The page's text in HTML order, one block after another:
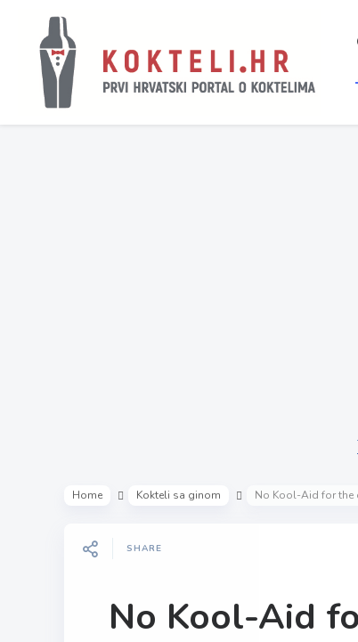
Home Kokteli sa ginom No Kool-Aid for the
SHARE
No Kool-Aid